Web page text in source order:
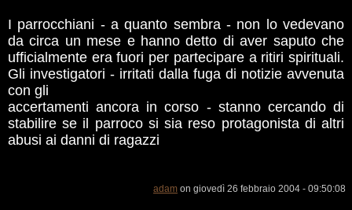
I parrocchiani - a quanto sembra - non lo vedevano
da circa un mese e hanno detto di aver saputo che
ufficialmente era fuori per partecipare a ritiri spirituali.
Gli investigatori - irritati dalla fuga di notizie avvenuta
con gli
accertamenti ancora in corso - stanno cercando di
stabilire se il parroco si sia reso protagonista di altri
abusi ai danni di ragazzi
adam on giovedì 26 febbraio 2004 - 09:50:08